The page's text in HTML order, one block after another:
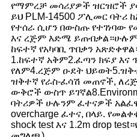
የማምረቻ መሳሪያዎች ዝርዝሮች
ይህ PLM-14500 ፖሊመር ባትሪ
የተሰራ ሲሆን በውስጡ የተገነባው
እና ረጅም እድሜ ይጠብቃል።ሁሉም
ከፍተኛ የአካባቢ ጥበቃን
1.ከፍተኛ አቅም2.ፈጣን ክፍያ
የለም4.ረጅም ዑደት
ዝቅተኛ የራስ-ፈሳሽ መጠኖች,
ውቅሮች ውስጥ
ባትሪዎች ሁሉንም ፈተናዎች
overcharge ፈተና, በላይ.
shock test እና 1.2m drop